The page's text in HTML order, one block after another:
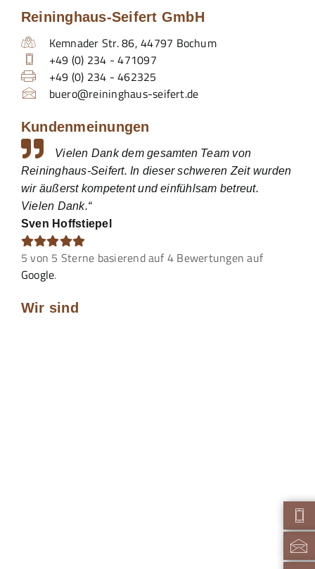
Reininghaus-Seifert GmbH
Kemnader Str. 86,44797 Bochum
+49 (0) 234 - 471097
+49 (0) 234 - 462325
buero@reininghaus-seifert.de
Kundenmeinungen
Vielen Dank dem gesamten Team von
Reininghaus-Seifert. In dieser schweren Zeit wurden
wir äußerst kompetent und einfühlsam betreut.
Vielen Dank.“
Sven Hoffstiepel
5 von 5 Sterne basierend auf 4 Bewertungen auf
Google.
Wir sind